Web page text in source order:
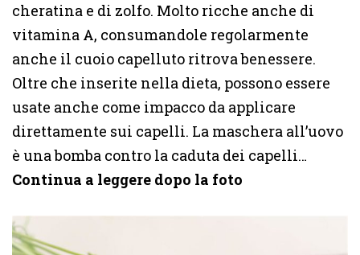
cheratina e di zolfo. Molto ricche anche di
vitamina A, consumandole regolarmente
anche il cuoio capelluto ritrova benessere.
Oltre che inserite nella dieta, possono essere
usate anche come impacco da applicare
direttamente sui capelli. La maschera all’uovo
è una bomba contro la caduta dei capelli…
Continua a leggere dopo la foto